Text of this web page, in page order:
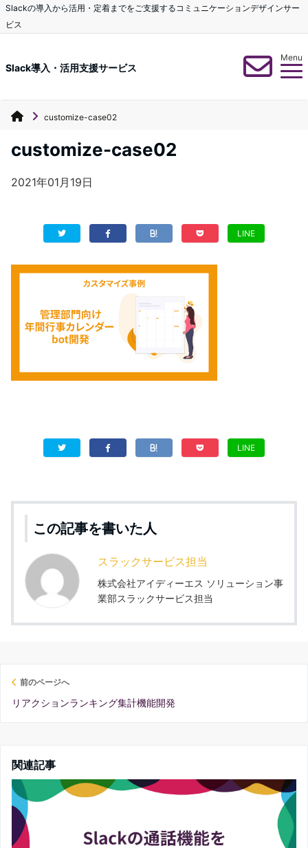
Slackの導入から活用・定着までをご支援するコミュニケーションデザインサー
ビス
Slack導入・活用支援サービス
Menu
customize-case02
customize-case02
2021年01月19日
LINE
LINE
この記事を書いた人
スラックサービス担当
株式会社アイディーエス ソリューション事
業部スラックサービス担当
前のページへ
リアクションランキング集計機能開発
関連記事